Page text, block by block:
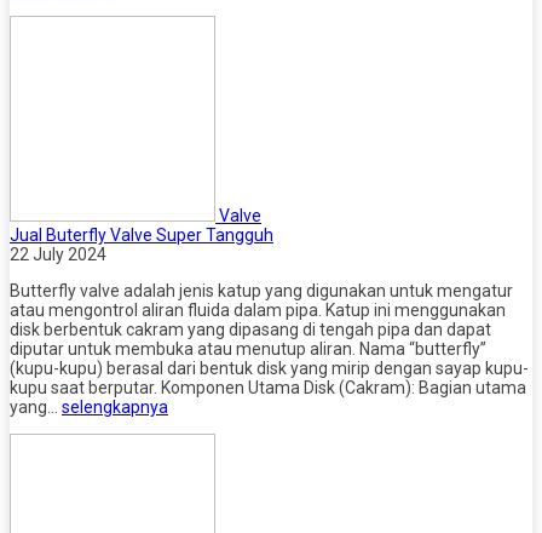
Valve
Jual Buterfly Valve Super Tangguh
22 July 2024
Butterfly valve adalah jenis katup yang digunakan untuk mengatur
atau mengontrol aliran fluida dalam pipa. Katup ini menggunakan
disk berbentuk cakram yang dipasang di tengah pipa dan dapat
diputar untuk membuka atau menutup aliran. Nama “butterfly”
(kupu-kupu) berasal dari bentuk disk yang mirip dengan sayap kupu-
kupu saat berputar. Komponen Utama Disk (Cakram): Bagian utama
yang… selengkapnya